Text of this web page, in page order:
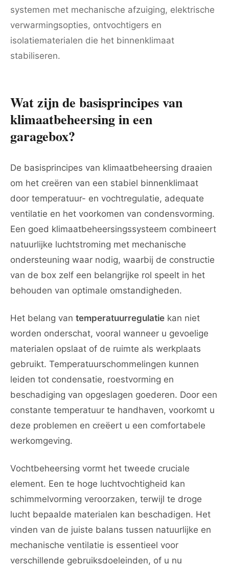
systemen met mechanische afzuiging, elektrische
verwarmingsopties, ontvochtigers en
isolatiematerialen die het binnenklimaat
stabiliseren.
Wat zijn de basisprincipes van
klimaatbeheersing in een
garagebox?
De basisprincipes van klimaatbeheersing draaien
om het creëren van een stabiel binnenklimaat
door temperatuur- en vochtregulatie, adequate
ventilatie en het voorkomen van condensvorming.
Een goed klimaatbeheersingssysteem combineert
natuurlijke luchtstroming met mechanische
ondersteuning waar nodig, waarbij de constructie
van de box zelf een belangrijke rol speelt in het
behouden van optimale omstandigheden.
Het belang van temperatuurregulatie kan niet
worden onderschat, vooral wanneer u gevoelige
materialen opslaat of de ruimte als werkplaats
gebruikt. Temperatuurschommelingen kunnen
leiden tot condensatie, roestvorming en
beschadiging van opgeslagen goederen. Door een
constante temperatuur te handhaven, voorkomt u
deze problemen en creëert u een comfortabele
werkomgeving.
Vochtbeheersing vormt het tweede cruciale
element. Een te hoge luchtvochtigheid kan
schimmelvorming veroorzaken, terwijl te droge
lucht bepaalde materialen kan beschadigen. Het
vinden van de juiste balans tussen natuurlijke en
mechanische ventilatie is essentieel voor
verschillende gebruiksdoeleinden, of u nu